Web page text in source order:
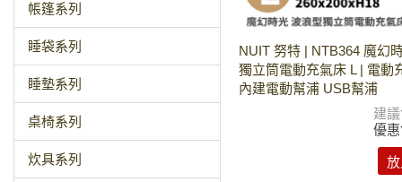
帳篷系列
睡袋系列
睡墊系列
桌椅系列
炊具系列
NUIT 努特 | NTB364 魔幻
獨立筒電動充氣床 L | 電動
內建電動幫浦 USB幫浦
建
優